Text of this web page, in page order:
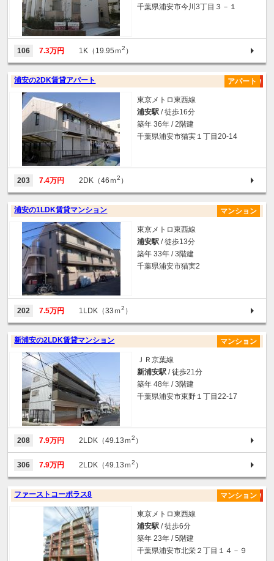
千葉県浦安市今川3丁目３－１
106 7.3万円 1K（19.95ｍ2 ）
浦安の2DK賃貸アパート アパート
東京メトロ東西線
浦安駅 / 徒歩16分
築年 36年 / 2階建
千葉県浦安市猫実１丁目20-14
203 7.4万円 2DK（46ｍ2 ）
浦安の1LDK賃貸マンション マンション
東京メトロ東西線
浦安駅 / 徒歩13分
築年 33年 / 3階建
千葉県浦安市猫実2
202 7.5万円 1LDK（33ｍ2 ）
新浦安の2LDK賃貸マンション マンション
ＪＲ京葉線
新浦安駅 / 徒歩21分
築年 48年 / 3階建
千葉県浦安市東野１丁目22-17
208 7.9万円 2LDK（49.13ｍ2 ）
306 7.9万円 2LDK（49.13ｍ2 ）
ファーストコーポラス8 マンション
東京メトロ東西線
浦安駅 / 徒歩6分
築年 23年 / 5階建
千葉県浦安市北栄２丁目１４－９